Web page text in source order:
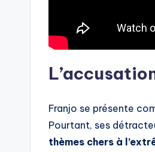
Franjo se présente
Pourtant, ses
thèmes chers à